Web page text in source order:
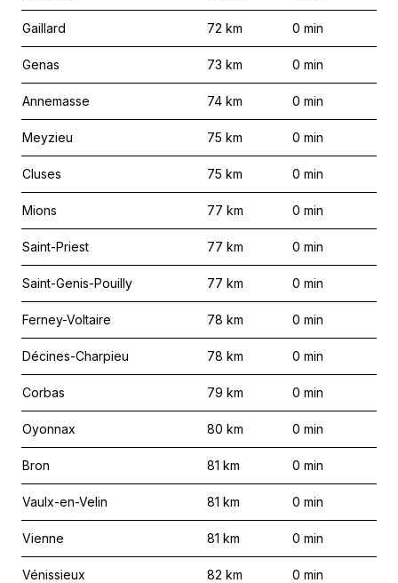
Gaillard 72 km 0 min
Genas 73 km 0 min
Annemasse 74 km 0 min
Meyzieu 75 km 0 min
Cluses 75 km 0 min
Mions 77 km 0 min
Saint-Priest 77 km 0 min
Saint-Genis-Pouilly 77 km 0 min
Ferney-Voltaire 78 km 0 min
Décines-Charpieu 78 km 0 min
Corbas 79 km 0 min
Oyonnax 80 km 0 min
Bron 81 km 0 min
Vaulx-en-Velin 81 km 0 min
Vienne 81 km 0 min
Vénissieux 82 km 0 min